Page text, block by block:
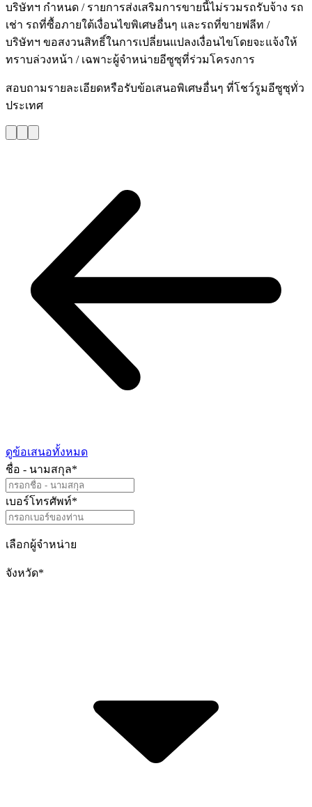
บริษัทฯ กำหนด / รายการส่งเสริมการขายนี้ไม่รวมรถรับจ้าง รถ
เช่า รถที่ซื้อภายใต้เงื่อนไขพิเศษอื่นๆ และรถที่ขายฟลีท /
บริษัทฯ ขอสงวนสิทธิ์ในการเปลี่ยนแปลงเงื่อนไขโดยจะแจ้งให้
ทราบล่วงหน้า / เฉพาะผู้จำหน่ายอีซูซุที่ร่วมโครงการ
สอบถามรายละเอียดหรือรับข้อเสนอพิเศษอื่นๆ ที่โชว์รูมอีซูซุทั่ว
ประเทศ
ดูข้อเสนอทั้งหมด
ชื่อ - นามสกุล*
เบอร์โทรศัพท์*
เลือกผู้จำหน่าย
จังหวัด*